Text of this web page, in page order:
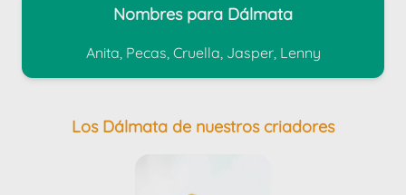
Nombres para Dálmata
Anita, Pecas, Cruella, Jasper, Lenny
Los Dálmata de nuestros criadores